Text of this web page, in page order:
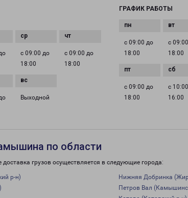
с 09:00 до
18:00
с 09:00 до
18:00
Выходной
ГРАФИК РАБОТЫ
с 09:00 до
18:00
с
18:00
с 09:00 до
18:00
с
16:00
по области
грузов осуществляется в следующие города:
р-н) Нижняя Добринка
Петров Вал